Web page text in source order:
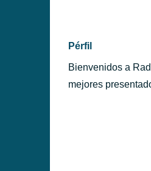
Pérfil
Bienvenidos a
mejores